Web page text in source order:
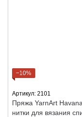
−10%
Артикул: 2101
Пряжа YarnArt
нитки для вязания